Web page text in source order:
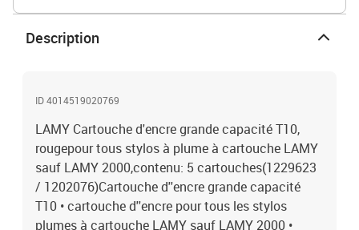
Description
ID 4014519020769
LAMY Cartouche d'encre grande capacité T10,
rougepour tous stylos à plume à cartouche LAMY
sauf LAMY 2000,contenu: 5 cartouches(1229623
/ 1202076)Cartouche d''encre grande capacité
T10 • cartouche d''encre pour tous les stylos
plumes à cartouche LAMY sauf LAMY 2000 •